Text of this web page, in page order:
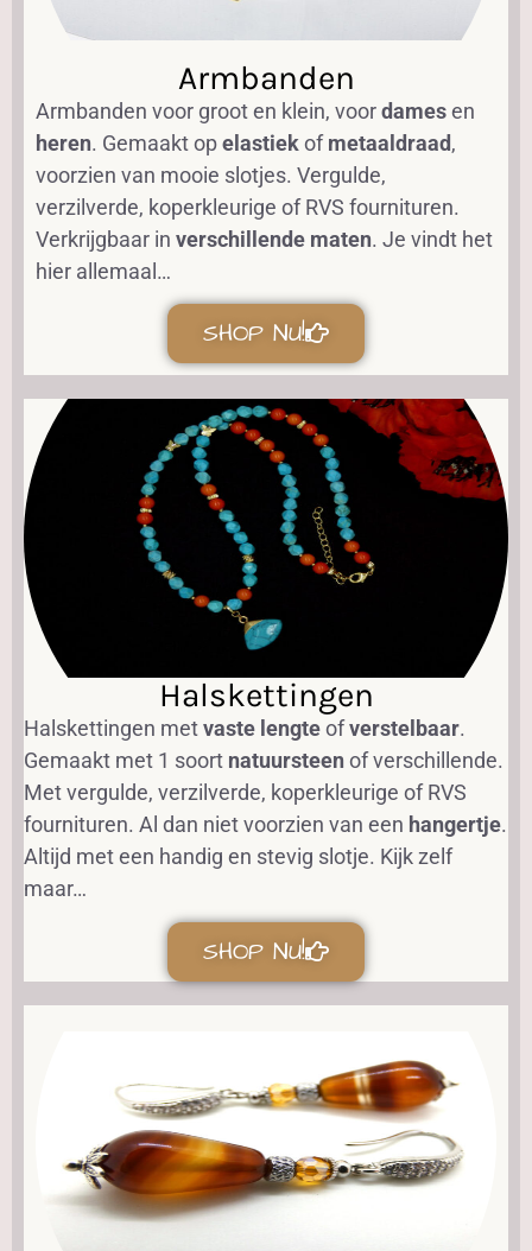
Armbanden
Armbanden voor groot en klein, voordamesen
heren. Gemaakt opelastiekofmetaaldraad,
voorzien van mooie slotjes. Vergulde,
verzilverde, koperkleurige of RVS fournituren.
Verkrijgbaar in verschillende maten. Je vindt het
hier allemaal…
SHOP NU!
Halskettingen
Halskettingen metvaste lengteofverstelbaar.
Gemaakt met 1 soort natuursteenof verschillende.
Met vergulde, verzilverde, koperkleurige of RVS
fournituren. Al dan niet voorzien van een hangertje.
Altijd met een handig en stevig slotje. Kijk zelf
maar…
SHOP NU!